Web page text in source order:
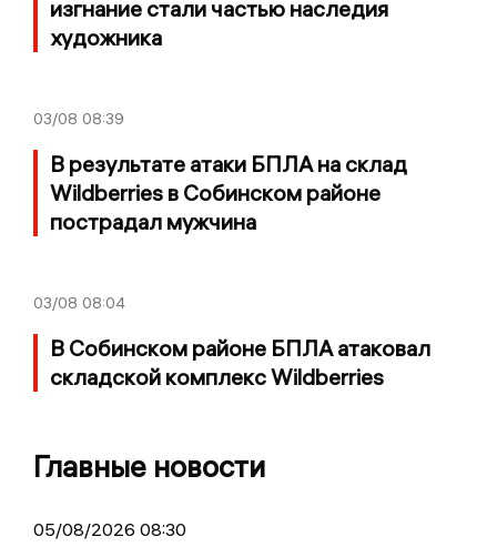
изгнание стали частью наследия
художника
03/08 08:39
В результате атаки БПЛА на склад
Wildberries в Собинском районе
пострадал мужчина
03/08 08:04
В Собинском районе БПЛА атаковал
складской комплекс Wildberries
Главные новости
05/08/2026 08:30